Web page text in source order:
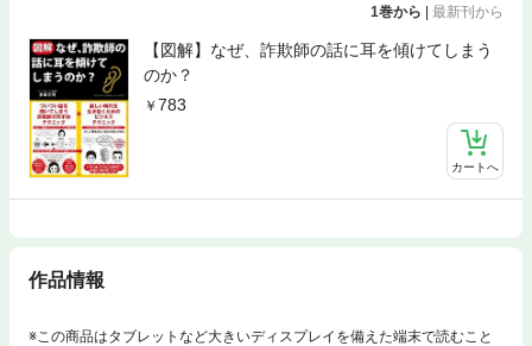
1巻から | 最新刊から
【図解】なぜ、詐欺師の話に耳を傾けてしまう
のか？
783
カートへ
作品情報
※この商品はタブレットなど大きいディスプレイを備えた端末で読むこと